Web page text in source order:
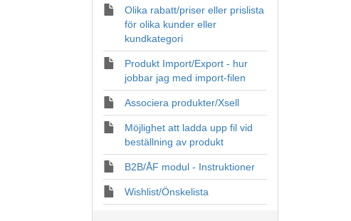
Olika rabatt/priser eller prislista
för olika kunder eller
kundkategori
Produkt Import/Export - hur
jobbar jag med import-filen
Associera produkter/Xsell
Möjlighet att ladda upp fil vid
beställning av produkt
B2B/ÅF modul - Instruktioner
Wishlist/Önskelista